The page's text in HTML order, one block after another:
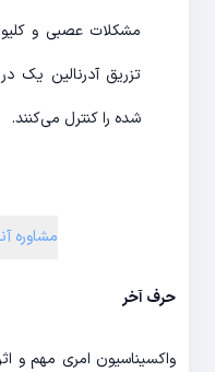
مشکلات عصبی و
تزریق آدرنالین یک
شده را کنترل می‌کنند.
مشاوره
حرف آخر
واکسیناسیون امری مهم و